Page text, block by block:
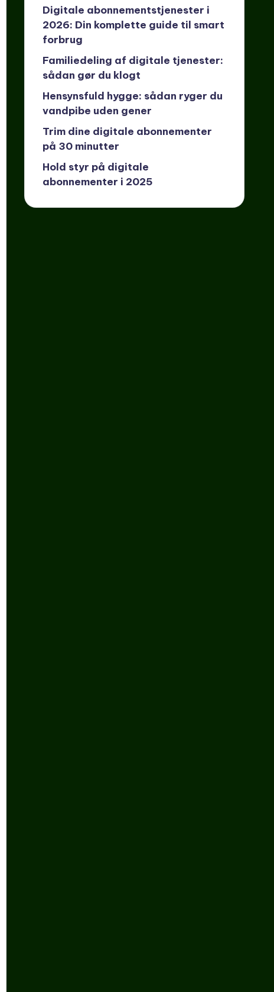
Digitale abonnementstjenester i
2026: Din komplette guide til smart
forbrug
Familiedeling af digitale tjenester:
sådan gør du klogt
Hensynsfuld hygge: sådan ryger du
vandpibe uden gener
Trim dine digitale abonnementer
på 30 minutter
Hold styr på digitale
abonnementer i 2025